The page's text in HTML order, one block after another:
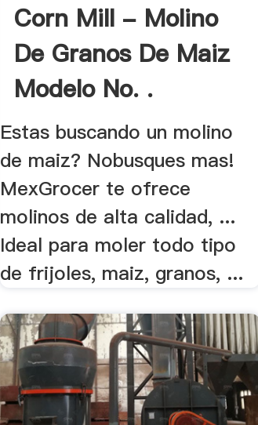
Corn Mill - Molino
De Granos De Maiz
Modelo No. .
Estas buscando un molino
de maiz? Nobusques mas!
MexGrocer te ofrece
molinos de alta calidad, ...
Ideal para moler todo tipo
de frijoles, maiz, granos, ...